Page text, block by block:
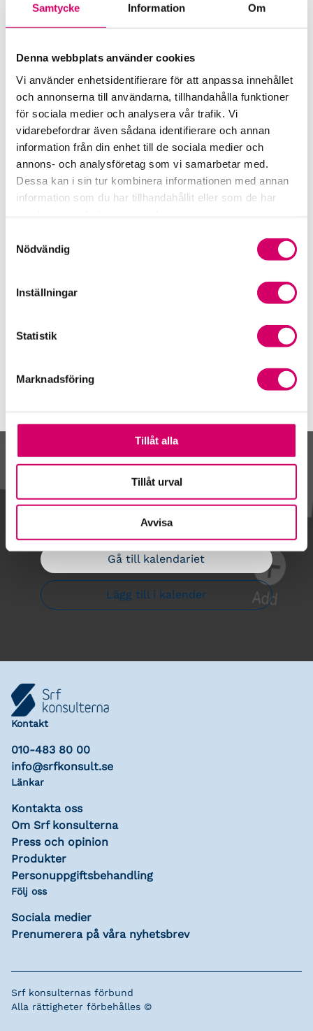
Samtycke Information Om
Denna webbplats använder cookies
Vi använder enhetsidentifierare för att anpassa innehållet
och annonserna till användarna, tillhandahålla funktioner
för sociala medier och analysera vår trafik. Vi
vidarebefordrar även sådana identifierare och annan
information från din enhet till de sociala medier och
annons- och analysföretag som vi samarbetar med.
Dessa kan i sin tur kombinera informationen med annan
information som du har tillhandahållit eller som de har
Nödvändig
Inställningar
Statistik
Marknadsföring
Tillåt alla
Tillåt urval
Avvisa
Remisser
Samverkan med myndigheter och organisationer
Srf Fokusrapport 2024 – insikter för hållbart
företagande
Våra nyhetskanaler
Tidningen Konsulten
Öppet brev till Myndigheten för yrkeshögskolan
Framtidsutsikter i lönebranschen
Kalendarium
Gå till kalendariet
Lägg till i kalender
Kontakt
010-483 80 00
info@srfkonsult.se
Länkar
Kontakta oss
Om Srf konsulterna
Press och opinion
Produkter
Personuppgiftsbehandling
Följ oss
Sociala medier
Prenumerera på våra nyhetsbrev
Srf konsulternas förbund
Alla rättigheter förbehålles ©